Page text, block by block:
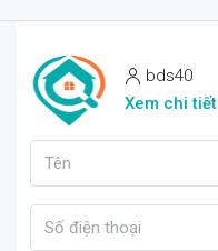
bds40
Xem chi tiết